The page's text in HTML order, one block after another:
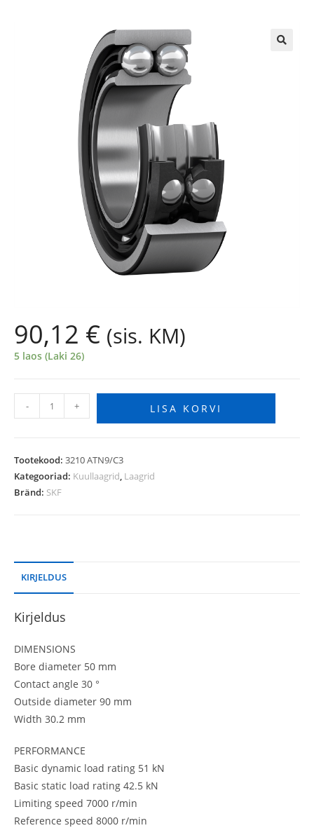
90,12 € (sis. KM)
5 laos (Laki 26)
- + LISA KORVI
Tootekood: 3210 ATN9/C3
Kategooriad: Kuullaagrid, Laagrid
Bränd: SKF
KIRJELDUS
Kirjeldus
DIMENSIONS
Bore diameter 50 mm
Contact angle 30 °
Outside diameter 90 mm
Width 30.2 mm
PERFORMANCE
Basic dynamic load rating 51 kN
Basic static load rating 42.5 kN
Limiting speed 7000 r/min
Reference speed 8000 r/min